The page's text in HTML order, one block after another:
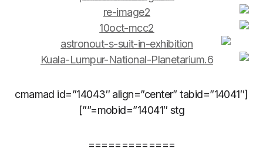
[cmamad id=”14043″ align=”center” tabid=”14041″
mobid=”14041″ stg=””]
=============